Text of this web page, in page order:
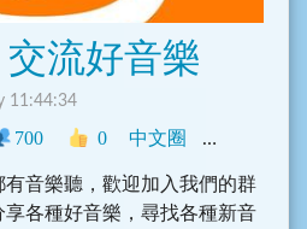
流好音樂
11:44:34
700 0 中文圈 影音
音樂聽，歡迎加入我們的群
各種好音樂，尋找各種新音